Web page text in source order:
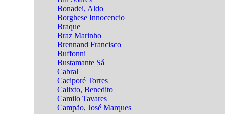
Bonadei, Aldo
Borghese Innocencio
Braque
Braz Marinho
Brennand Francisco
Buffonni
Bustamante Sá
Cabral
Caciporé Torres
Calixto, Benedito
Camilo Tavares
Campão, José Marques